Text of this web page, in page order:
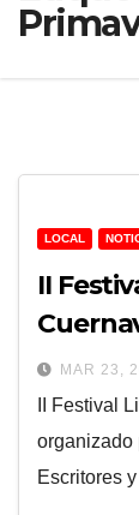
LOCAL
II
MAR 23,
II Festival
organizado
Escritores